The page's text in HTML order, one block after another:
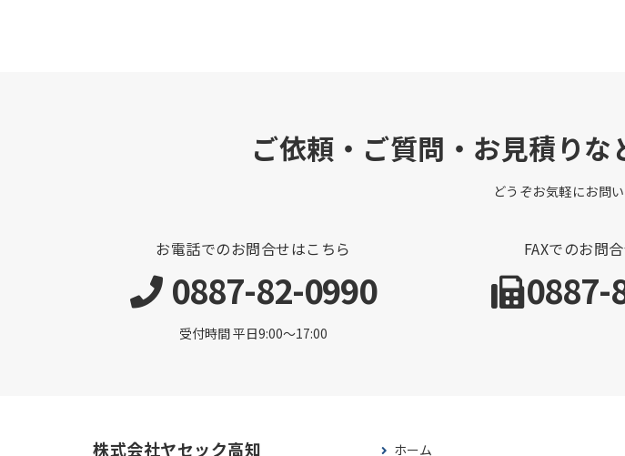
ご依頼・ご質問・お見積りな
どうぞお気軽にお問
お電話でのお問合せはこちら
0887-82-0990
受付時間 平日9:00〜17:00
FAXでのお問
0887-
株式会社ヤセック高知 ホーム